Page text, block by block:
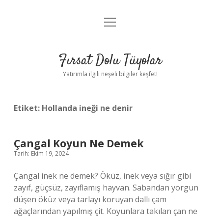
Gizlilik Politikası
Yasal Uyarı
menüyü
Fırsat Dolu Tüyolar
Yatırımla ilgili neşeli bilgiler keşfet!
Etiket: Hollanda ineği ne denir
Çangal Koyun Ne Demek
Tarih: Ekim 19, 2024
Çangal inek ne demek? Öküz, inek veya sığır gibi
zayıf, güçsüz, zayıflamış hayvan. Sabandan yorgun
düşen öküz veya tarlayı koruyan dallı çam
ağaçlarından yapılmış çit. Koyunlara takılan çan ne